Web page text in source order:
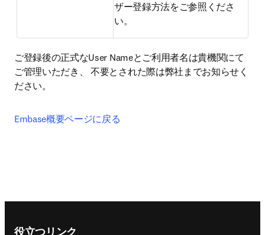
ザー登録方法をご参照くださ
い。
ご登録後の正式なUser Nameとご利用者名は貴機関にて
ご管理いただき、 不要とされた際は弊社までお知らせく
ださい。
Embase概要ページに戻る
役立つリンク